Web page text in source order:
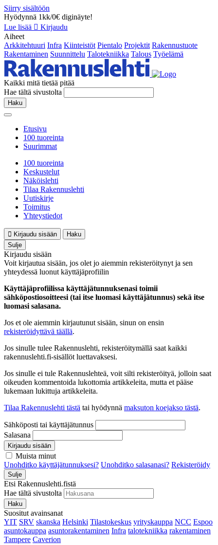
Siirry sisältöön
Hyödynnä 1kk/0€ diginäyte!
Lue lisää
Kirjaudu
Aiheet
Arkkitehtuuri Infra Kiinteistöt Pientalo Projektit Rakennustuote
Rakentaminen Suunnittelu Talotekniikka Talous Työelämä
Kaikki mitä tietää pitää
Hae tältä sivustolta
Haku
Etusivu
100 tuoreinta
Suurimmat
100 tuoreinta
Keskustelut
Näköislehti
Tilaa Rakennuslehti
Uutiskirje
Toimitus
Yhteystiedot
Kirjaudu sisään
Haku
Sulje
Kirjaudu sisään
Voit kirjautua sisään, jos olet jo aiemmin rekisteröitynyt ja sen
yhteydessä luonut käyttäjäprofiilin
Käyttäjäprofiilissa käyttäjätunnuksenasi toimii
sähköpostiosoitteesi (tai itse luomasi käyttäjätunnus) sekä itse
luomasi salasana.
Jos et ole aiemmin kirjautunut sisään, sinun on ensin
rekisteröidyttävä täällä.
Jos sinulle tulee Rakennuslehti, rekisteröitymällä saat kaikki
rakennuslehti.fi-sisällöt luettavaksesi.
Jos sinulle ei tule Rakennuslehteä, voit silti rekisteröityä, jolloin saat
oikeuden kommentoida lukottomia artikkeleita, mutta et pääse
lukemaan lukittuja artikkeleita.
Tilaa Rakennuslehti tästä tai hyödynnä maksuton koejakso tästä.
Sähköposti tai käyttäjätunnus
Salasana
Kirjaudu sisään
Muista minut
Unohditko käyttäjätunnuksesi? Unohditko salasanasi? Rekisteröidy
Sulje
Etsi Rakennuslehti.fistä
Hae tältä sivustolta
Haku
Suositut avainsanat
YIT SRV skanska Helsinki Tilastokeskus yrityskauppa NCC Espoo
asuntokauppa asuntorakentaminen Infra talotekniikka rakentaminen
Tampere Caverion